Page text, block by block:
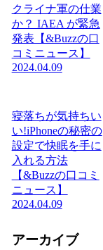
クライナ軍の仕業
か？ IAEA が緊急
発表【&Buzzの口
コミニュース】
2024.04.09
寝落ちが気持ちい
い!iPhoneの秘密の
設定で快眠を手に
入れる方法
【&Buzzの口コミ
ニュース】
2024.04.09
アーカイブ